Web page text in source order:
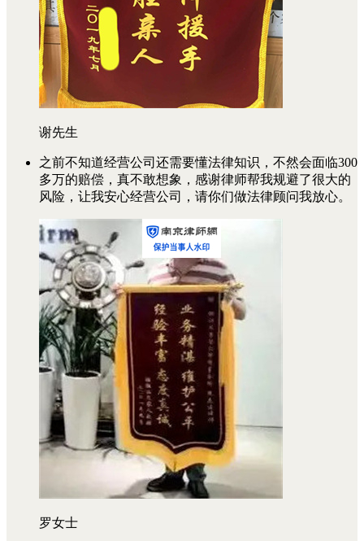
谢先生
之前不知道经营公司还需要懂法律知识，不然会面临300
多万的赔偿，真不敢想象，感谢律师帮我规避了很大的
风险，让我安心经营公司，请你们做法律顾问我放心。
罗女士